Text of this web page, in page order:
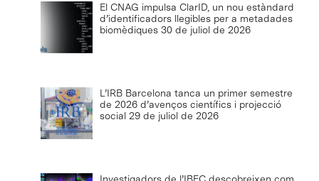
El CNAG impulsa ClarID, un nou estàndard
d’identificadors llegibles per a metadades
biomèdiques 30 de juliol de 2026
L’IRB Barcelona tanca un primer semestre
de 2026 d’avenços científics i projecció
social 29 de juliol de 2026
Investigadors de l’IBEC descobreixen com